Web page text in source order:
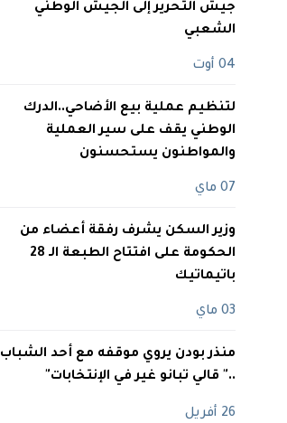
جيش التحرير إلى الجيش الوطني
الشعبي
04 أوت
لتنظيم عملية بيع الأضاحي..الدرك
الوطني يقف على سير العملية
والمواطنون يستحسنون
07 ماي
وزير السكن يشرف رفقة أعضاء من
الحكومة على افتتاح الطبعة الـ 28
باتيماتيك
03 ماي
منذر بودن يروي موقفه مع أحد الشباب
.." قالي تبانو غير في الإنتخابات"
26 أفريل